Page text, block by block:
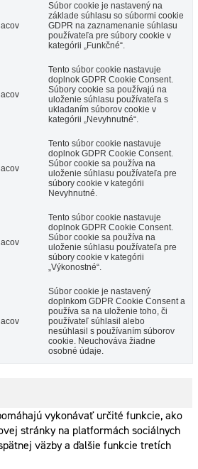
Súbor cookie je nastavený na
základe súhlasu so súbormi cookie
GDPR na zaznamenanie súhlasu
používateľa pre súbory cookie v
kategórii „Funkčné“.
Tento súbor cookie nastavuje
doplnok GDPR Cookie Consent.
Súbory cookie sa používajú na
uloženie súhlasu používateľa s
ukladaním súborov cookie v
kategórii „Nevyhnutné“.
Tento súbor cookie nastavuje
doplnok GDPR Cookie Consent.
Súbor cookie sa používa na
uloženie súhlasu používateľa pre
súbory cookie v kategórii
Nevyhnutné.
Tento súbor cookie nastavuje
doplnok GDPR Cookie Consent.
Súbor cookie sa používa na
uloženie súhlasu používateľa pre
súbory cookie v kategórii
„Výkonostné“.
Súbor cookie je nastavený
doplnkom GDPR Cookie Consent a
používa sa na uloženie toho, či
používateľ súhlasil alebo
nesúhlasil s používaním súborov
cookie. Neuchováva žiadne
osobné údaje.
vykonávať určité funkcie, ako
stránky na platformách sociálnych
väzby a ďalšie funkcie tretích